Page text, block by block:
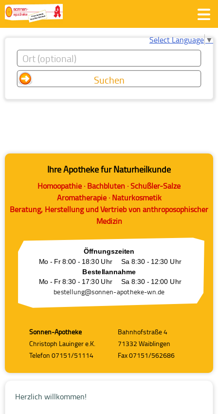
Select Language ▼
Ihre Apotheke für Naturheilkunde
Homöopathie · Bachblüten · Schüßler-Salze
Aromatherapie · Naturkosmetik
Beratung, Herstellung und Vertrieb von anthroposophischer
Medizin
Öffnungszeiten
Mo - Fr 8:00 - 18:30 Uhr
Sa 8:30 - 12:30 Uhr
Bestellannahme
Mo - Fr 8:30 - 17:30 Uhr
Sa 8:30 - 12:00 Uhr
bestellung@sonnen-apotheke-wn.de
Sonnen-Apotheke
Christoph Lauinger e.K.
Telefon 07151/51114
Bahnhofstraße 4
71332 Waiblingen
Fax 07151/562686
Herzlich willkommen!